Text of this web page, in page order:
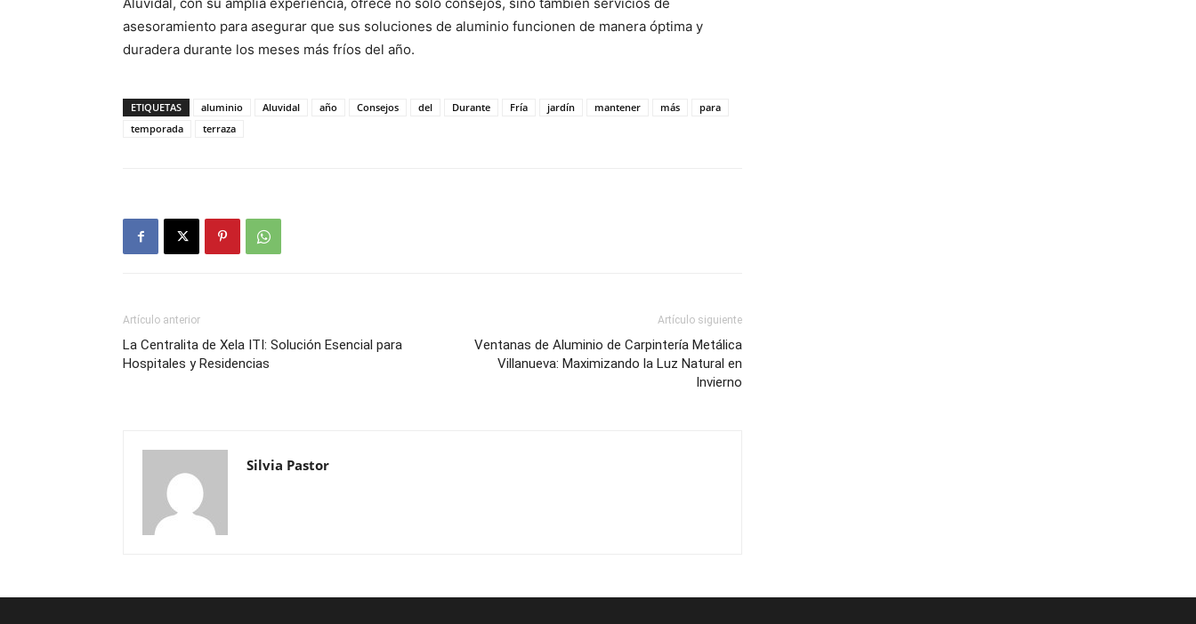
asesoramiento para asegurar que sus soluciones de aluminio funcionen de manera óptima y
duradera durante los meses más fríos del año.
ETIQUETAS aluminio Aluvidal año Consejos del Durante Fría jardín mantener más
para
temporada
terraza
Artículo anterior
La Centralita de Xela ITI: Solución Esencial para
Hospitales y Residencias
Artículo siguiente
Ventanas de Aluminio de Carpintería Metálica
Villanueva: Maximizando la Luz Natural en
Invierno
Silvia Pastor